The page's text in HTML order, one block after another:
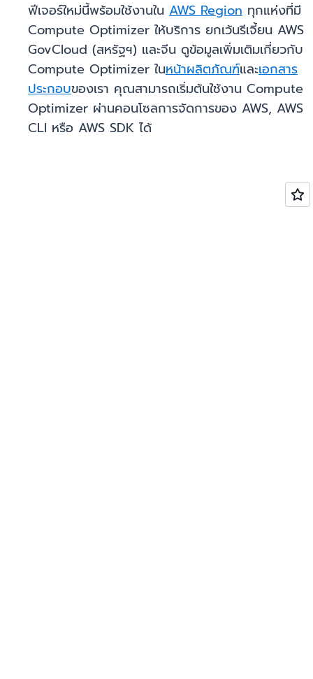
ฟีเจอร์ใหม่นี้พร้อมใช้งานใน AWS Region ทุกแห่งที่มี
Compute Optimizer ให้บริการ ยกเว้นรีเจี้ยน AWS
GovCloud (สหรัฐฯ) และจีน ดูข้อมูลเพิ่มเติมเกี่ยวกับ
Compute Optimizer ในหน้าผลิตภัณฑ์และเอกสาร
ประกอบของเรา คุณสามารถเริ่มต้นใช้งาน Compute
Optimizer ผ่านคอนโซลการจัดการของ AWS, AWS
CLI หรือ AWS SDK ได้